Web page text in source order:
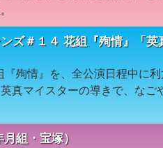
ズ＃１４ 花組『殉情』「英
殉情』を、全公演日程中に
真マイスターの導きで、なご
組・宝塚）